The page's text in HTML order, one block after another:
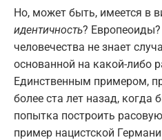
Но, может быть, имеется в
идентичность?
человечества не знает
основанной на какой-либо
Единственным примером,
более ста лет назад, когда
попытка построить
пример нацистской